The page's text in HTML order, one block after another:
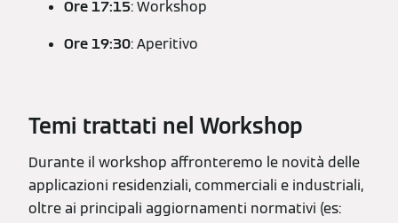
Ore 17:15: Workshop
Ore 19:30: Aperitivo
Temi trattati nel Workshop
Durante il workshop affronteremo le novità delle
applicazioni residenziali, commerciali e industriali,
oltre ai principali aggiornamenti normativi (es: